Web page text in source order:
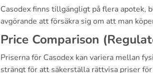
Casodex finns tillgängligt på flera apotek,
avgörande att försäkra sig om att man
Price Comparison
Priserna för Casodex kan variera mellan
strängt för att säkerställa rättvisa priser